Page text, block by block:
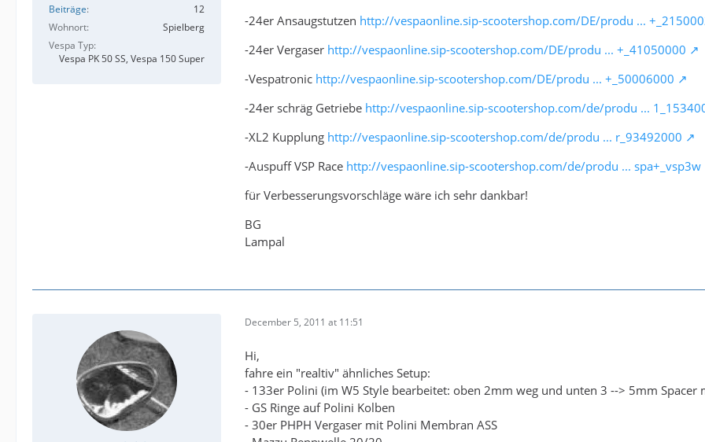
Beiträge
12
Wohnort
Spielberg
Vespa Typ
Vespa PK 50 SS, Vespa 150 Super
-24er Ansaugstutzen http://vespaonline.sip-scootershop.com/DE/produ ...
-24er Vergaser http://vespaonline.sip-scootershop.com/DE/produ ... +_41050000
-Vespatronic http://vespaonline.sip-scootershop.com/DE/produ ... +_50006000
-24er schräg Getriebe http://vespaonline.sip-scootershop.com/de/produ ...
-XL2 Kupplung http://vespaonline.sip-scootershop.com/de/produ ... r_93492000
-Auspuff VSP Race http://vespaonline.sip-scootershop.com/de/produ ... spa+_vsp3w
für Verbesserungsvorschläge wäre ich sehr dankbar!
BG
Lampal
December 5, 2011 at 11:51
Hi,
fahre ein "realtiv" ähnliches Setup:
- 133er Polini (im W5 Style bearbeitet: oben 2mm weg und unten 3 --> 5mm Spacer
- GS Ringe auf Polini Kolben
- 30er PHPH Vergaser mit Polini Membran ASS